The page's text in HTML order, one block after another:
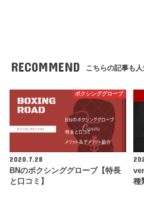
RECOMMEND こちらの記事も人
ボクシンググローブ
2020.7.28
BNのボクシンググローブ【特長
と口コミ】
種